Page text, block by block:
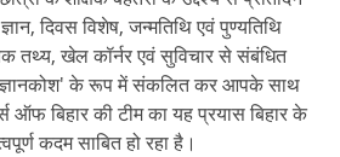
दिवस विशेष, जन्मतिथि एवं पुण्यतिथि
तथ्य, खेल कॉर्नर एवं सुविचार से संबंधित
ज्ञानकोश' के रूप में संकलित कर आपके साथ
ऑफ बिहार की टीम का यह प्रयास बिहार के
कदम साबित हो रहा है।